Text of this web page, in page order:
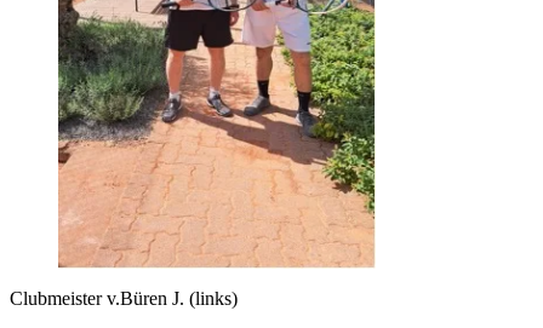
Clubmeister v.Büren J. (links)